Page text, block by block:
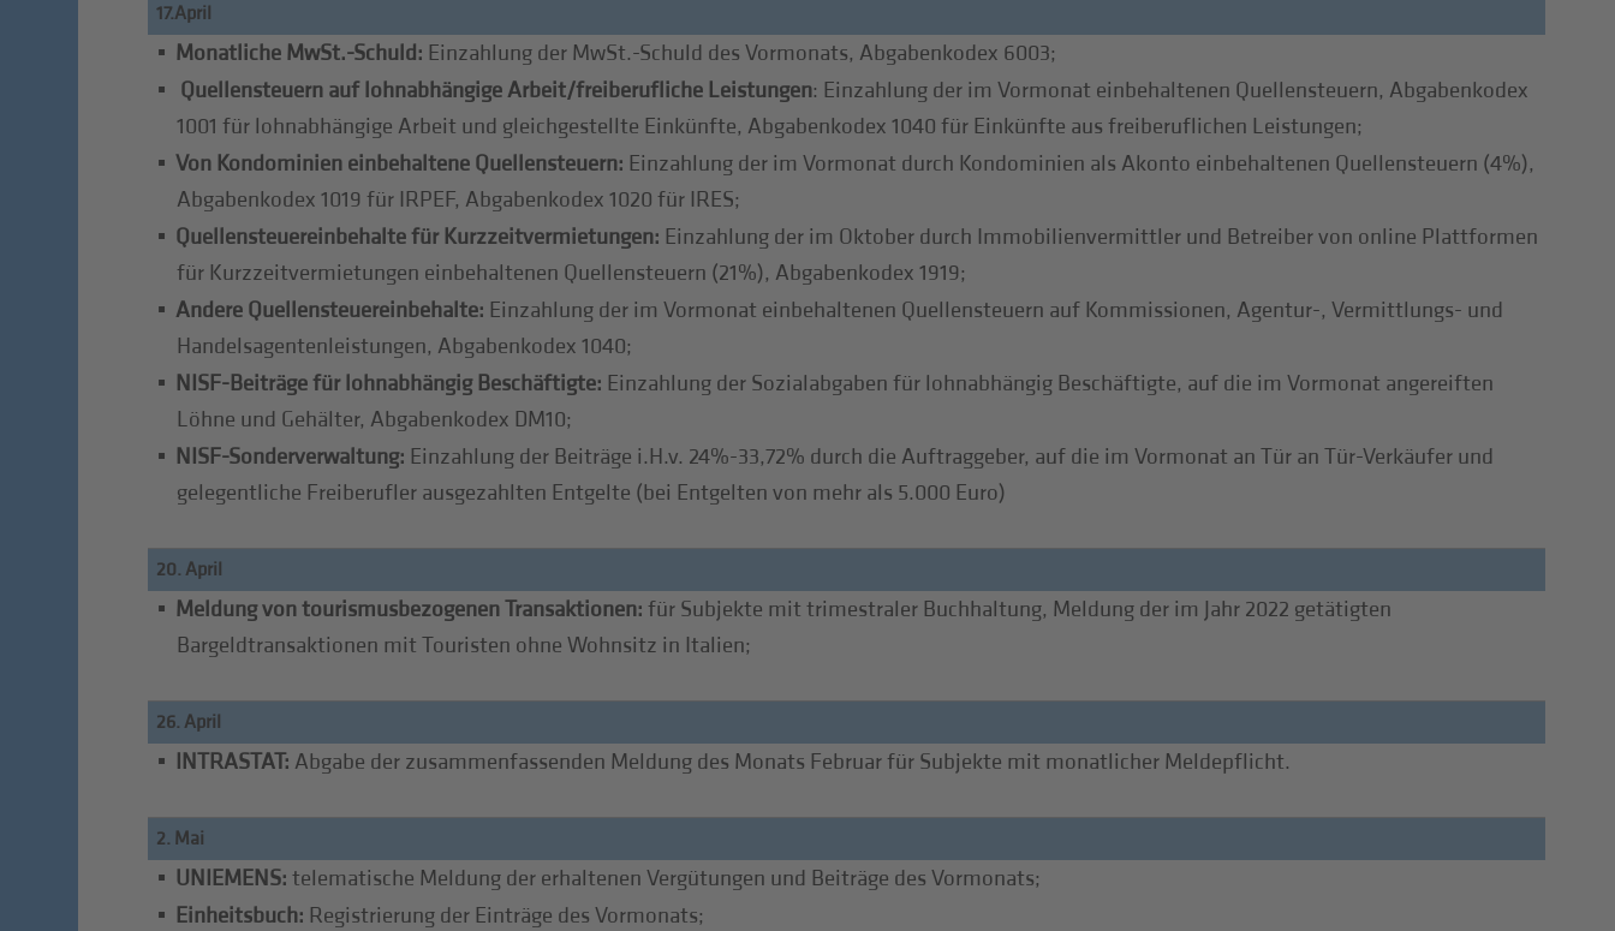
17.April
Monatliche MwSt.-Schuld: Einzahlung der MwSt.-Schuld des Vormonats, Abgabenkodex 6003;
Quellensteuern auf lohnabhängige Arbeit/freiberufliche Leistungen: Einzahlung der im Vormonat einbehaltenen Quellensteuern, Abgabenkodex
1001 für lohnabhängige Arbeit und gleichgestellte Einkünfte, Abgabenkodex 1040 für Einkünfte aus freiberuflichen Leistungen;
Von Kondominien einbehaltene Quellensteuern: Einzahlung der im Vormonat durch Kondominien als Akonto einbehaltenen Quellensteuern (4%),
Abgabenkodex 1019 für IRPEF, Abgabenkodex 1020 für IRES;
Quellensteuereinbehalte für Kurzzeitvermietungen: Einzahlung der im Oktober durch Immobilienvermittler und Betreiber von online Plattformen
für Kurzzeitvermietungen einbehaltenen Quellensteuern (21%), Abgabenkodex 1919;
Andere Quellensteuereinbehalte: Einzahlung der im Vormonat einbehaltenen Quellensteuern auf Kommissionen, Agentur-, Vermittlungs- und
Handelsagentenleistungen, Abgabenkodex 1040;
NISF-Beiträge für lohnabhängig Beschäftigte: Einzahlung der Sozialabgaben für lohnabhängig Beschäftigte, auf die im Vormonat angereiften
Löhne und Gehälter, Abgabenkodex DM10;
NISF-Sonderverwaltung: Einzahlung der Beiträge i.H.v. 24%-33,72% durch die Auftraggeber, auf die im Vormonat an Tür an Tür-Verkäufer und
gelegentliche Freiberufler ausgezahlten Entgelte (bei Entgelten von mehr als 5.000 Euro)
20. April
Meldung von tourismusbezogenen Transaktionen: für Subjekte mit trimestraler Buchhaltung, Meldung der im Jahr 2022 getätigten
Bargeldtransaktionen mit Touristen ohne Wohnsitz in Italien;
26. April
INTRASTAT: Abgabe der zusammenfassenden Meldung des Monats Februar für Subjekte mit monatlicher Meldepflicht.
2. Mai
UNIEMENS: telematische Meldung der erhaltenen Vergütungen und Beiträge des Vormonats;
Einheitsbuch: Registrierung der Einträge des Vormonats;